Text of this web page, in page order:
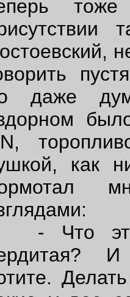
даже
как
Что это
И